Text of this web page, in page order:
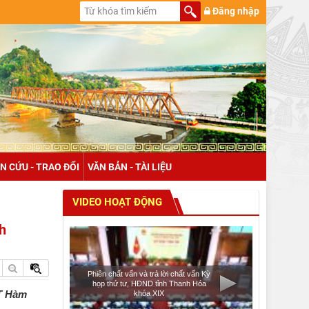
Đăng nhập
CỨU - TRAO ĐỔI VĂN BẢN - TÀI LIỆU
Hàm
VIDEO HOẠT ĐỘNG
Phiên chất vấn và trả lời chất vấn Kỳ
họp thứ tư, HĐND tỉnh Thanh Hóa
khóa XIX